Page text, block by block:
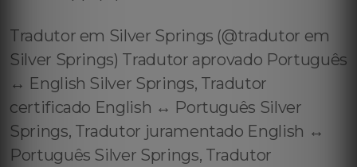
Tradutor em Silver Springs (@tradutor em
Silver Springs) Tradutor aprovado Português
↔️ English Silver Springs, Tradutor
certificado English ↔️ Português Silver
Springs, Tradutor juramentado English ↔️
Português Silver Springs, Tradutor